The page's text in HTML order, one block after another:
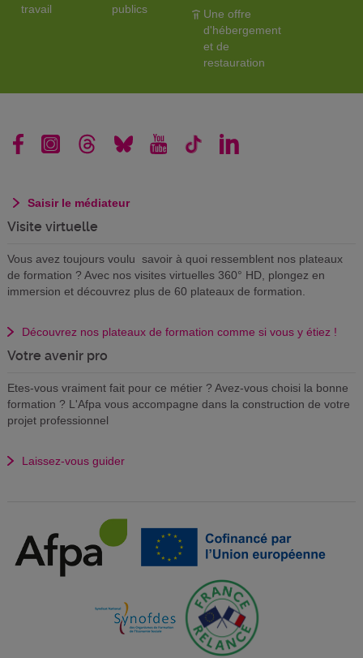
travail
publics
Une offre
d'hébergement
et de
restauration
Saisir le médiateur
Visite virtuelle
Vous avez toujours voulu savoir à quoi ressemblent nos plateaux
de formation ? Avec nos visites virtuelles 360° HD, plongez en
immersion et découvrez plus de 60 plateaux de formation.
Découvrez nos plateaux de formation comme si vous y étiez !
Votre avenir pro
Etes-vous vraiment fait pour ce métier ? Avez-vous choisi la bonne
formation ? L'Afpa vous accompagne dans la construction de votre
projet professionnel
Laissez-vous guider